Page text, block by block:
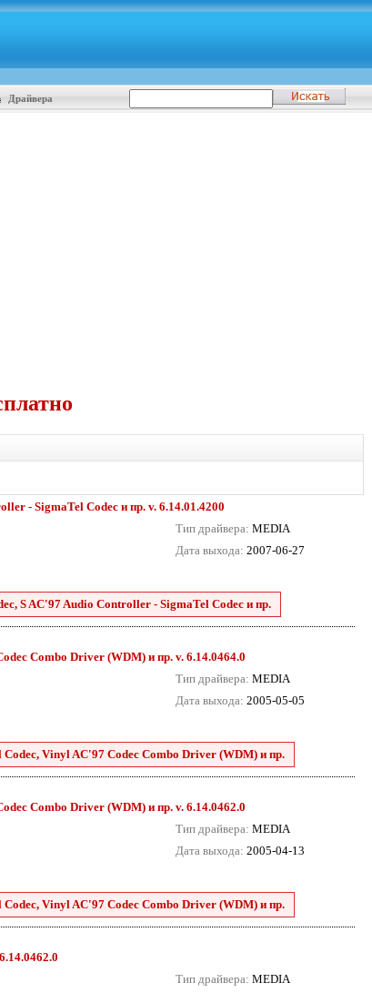
Драйвера
- SigmaTel Codec и пр. v. 6.14.01.4200
Тип драйвера: MEDIA
Дата выхода: 2007-06-27
S AC'97 Audio Controller - SigmaTel Codec и пр.
Combo Driver (WDM) и пр. v. 6.14.0464.0
Тип драйвера: MEDIA
Дата выхода: 2005-05-05
Vinyl AC'97 Codec Combo Driver (WDM) и пр.
Combo Driver (WDM) и пр. v. 6.14.0462.0
Тип драйвера: MEDIA
Дата выхода: 2005-04-13
Vinyl AC'97 Codec Combo Driver (WDM) и пр.
Тип драйвера: MEDIA